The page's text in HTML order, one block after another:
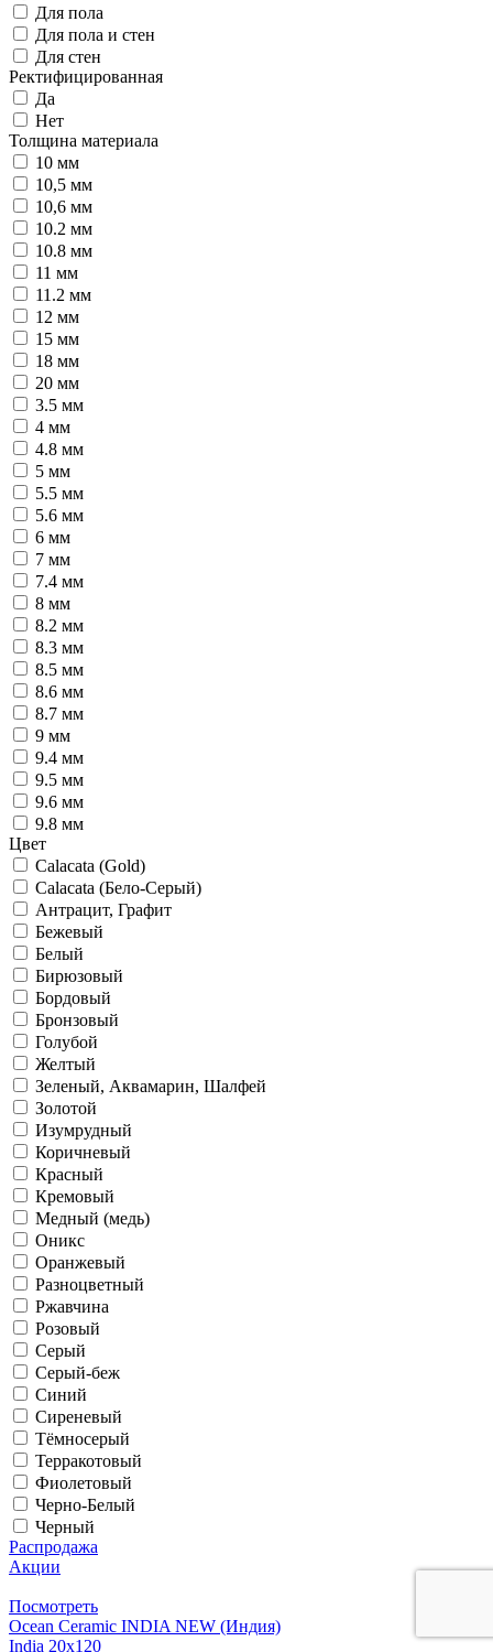
Для пола
Для пола и стен
Для стен
Ректифицированная
Да
Нет
Толщина материала
10 мм
10,5 мм
10,6 мм
10.2 мм
10.8 мм
11 мм
11.2 мм
12 мм
15 мм
18 мм
20 мм
3.5 мм
4 мм
4.8 мм
5 мм
5.5 мм
5.6 мм
6 мм
7 мм
7.4 мм
8 мм
8.2 мм
8.3 мм
8.5 мм
8.6 мм
8.7 мм
9 мм
9.4 мм
9.5 мм
9.6 мм
9.8 мм
Цвет
Calacata (Gold)
Calacata (Бело-Серый)
Антрацит, Графит
Бежевый
Белый
Бирюзовый
Бордовый
Бронзовый
Голубой
Желтый
Зеленый, Аквамарин, Шалфей
Золотой
Изумрудный
Коричневый
Красный
Кремовый
Медный (медь)
Оникс
Оранжевый
Разноцветный
Ржавчина
Розовый
Серый
Серый-беж
Синий
Сиреневый
Тёмносерый
Терракотовый
Фиолетовый
Черно-Белый
Черный
Распродажа
Акции
Посмотреть
Ocean Ceramic INDIA NEW (Индия)
India 20x120